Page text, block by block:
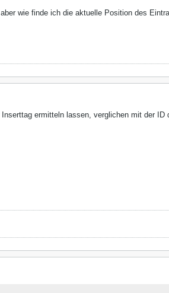
wie finde ich die aktuelle Position des
ermitteln lassen, verglichen mit der ID